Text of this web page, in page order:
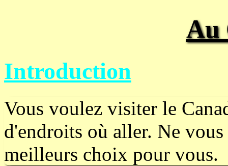
Au
Introduction
Vous voulez visiter le
d'endroits où aller. Ne
meilleurs choix pour vous.